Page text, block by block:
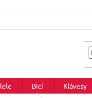
Bicí Klávesy